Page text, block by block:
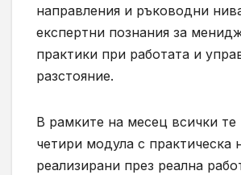
направления и ръководни
експертни познания за
практики при работата и
разстояние.
В рамките на месец всички
четири модула с практическа
реализирани през реална